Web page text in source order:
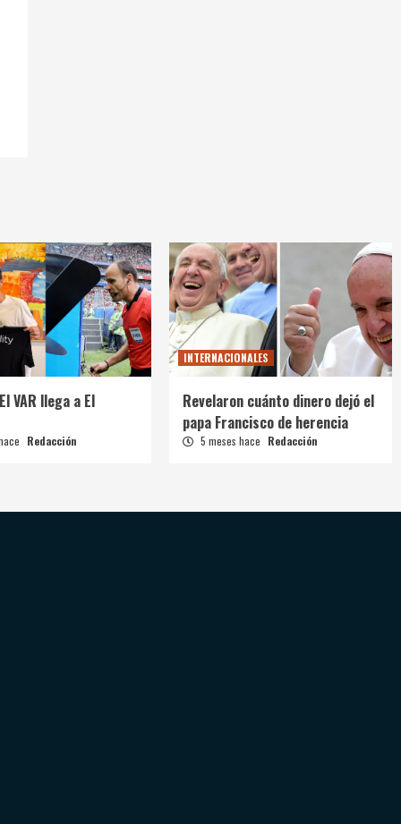
VAR llega a El
Redacción
INTERNACIONALES
Revelaron cuánto dinero dejó el
papa Francisco de herencia
5 meses hace Redacción